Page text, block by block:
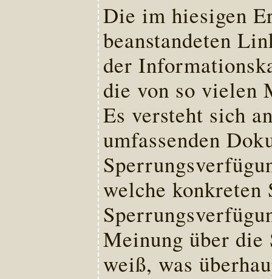
Die im hiesigen
beanstandeten
der
die von so vielen
Es versteht sich
umfassenden
welche konkreten
Meinung über die
weiß, was